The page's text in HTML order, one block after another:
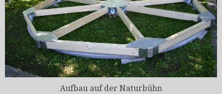
Aufbau auf der Naturbühn